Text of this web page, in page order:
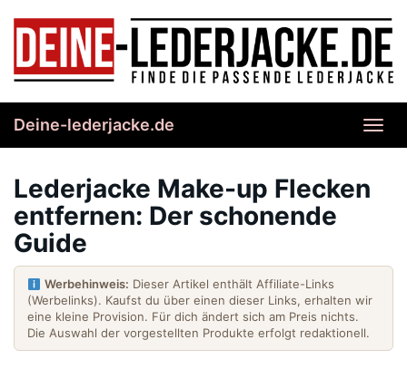
content
Deine-lederjacke.de
Lederjacke Make-up Flecken
entfernen: Der schonende
Guide
Werbehinweis: Dieser Artikel enthält Affiliate-Links
(Werbelinks). Kaufst du über einen dieser Links, erhalten wir
eine kleine Provision. Für dich ändert sich am Preis nichts.
Die Auswahl der vorgestellten Produkte erfolgt redaktionell.